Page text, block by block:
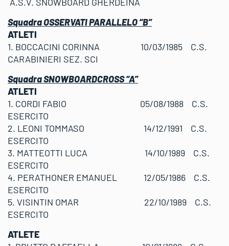
Squadra OSSERVATI PARALLELO “B”
ATLETI
1. BOCCACINI CORINNA 10/03/1985 C.S.
CARABINIERI SEZ. SCI
Squadra SNOWBOARDCROSS “A”
ATLETI
1. CORDI FABIO 05/08/1988 C.S.
ESERCITO
2. LEONI TOMMASO 14/12/1991 C.S.
ESERCITO
3. MATTEOTTI LUCA 14/10/1989 C.S.
ESERCITO
4. PERATHONER EMANUEL 12/05/1986 C.S.
ESERCITO
5. VISINTIN OMAR 22/10/1989 C.S.
ESERCITO
ATLETE